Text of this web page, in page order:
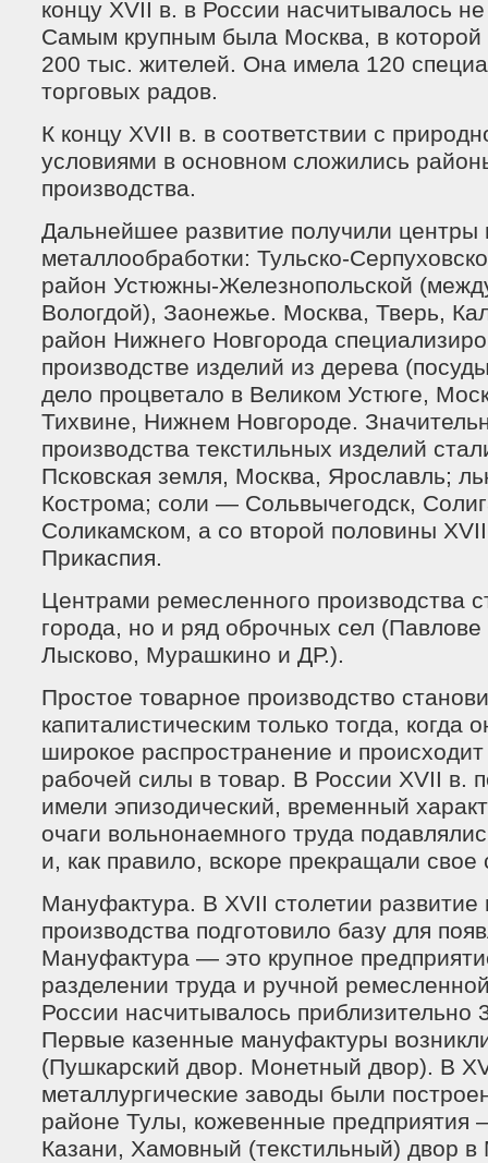
концу XVII в. в России насчитывалось
Самым крупным была Москва, в которой
200 тыс. жителей. Она имела 120
торговых радов.
К концу XVII в. в соответствии с
условиями в основном сложились
производства.
Дальнейшее развитие получили центры
металлообработки: Тульско-
район Устюжны-Железнопольской
Вологдой), Заонежье. Москва, Тверь,
район Нижнего Новгорода
производстве изделий из дерева
дело процветало в Великом Устюге,
Тихвине, Нижнем Новгороде.
производства текстильных изделий
Псковская земля, Москва, Ярославль;
Кострома; соли — Сольвычегодск,
Соликамском, а со второй половины
Прикаспия.
Центрами ремесленного производства
города, но и ряд оброчных сел
Лысково, Мурашкино и ДР.).
Простое товарное производство
капиталистическим только тогда, когда
широкое распространение и
рабочей силы в товар. В России XVII в.
имели эпизодический, временный
очаги вольнонаемного труда
и, как правило, вскоре прекращали
Мануфактура. В XVII столетии развитие
производства подготовило базу для
Мануфактура — это крупное
разделении труда и ручной
России насчитывалось приблизительно
Первые казенные мануфактуры
(Пушкарский двор. Монетный двор). В
металлургические заводы были
районе Тулы, кожевенные предприятия
Казани, Хамовный (текстильный) двор в